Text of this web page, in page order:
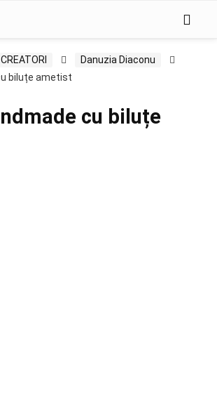
CREATORI
Danuzia Diaconu
biluțe ametist
cu biluțe